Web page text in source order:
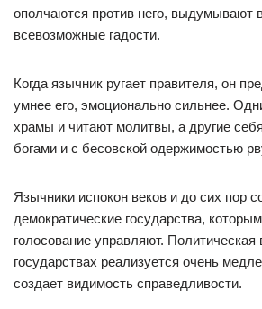
ополчаются против него, выдумывают
всевозможные гадости.
Когда язычник ругает правителя, он
умнее его, эмоционально сильнее.
храмы и читают молитвы, а другие
богами и с бесовской одержимостью
Язычники испокон веков и до сих пор
демократические государства,
голосование управляют. Политическая
государствах реализуется очень
создает видимость справедливости.